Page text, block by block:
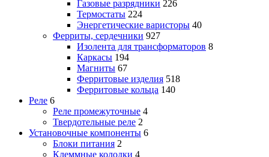
Газовые разрядники 226
Термостаты 224
Энергетические варисторы 40
Ферриты, сердечники 927
Изолента для трансформаторов 8
Каркасы 194
Магниты 67
Ферритовые изделия 518
Ферритовые кольца 140
Реле 6
Реле промежуточные 4
Твердотельные реле 2
Установочные компоненты 6
Блоки питания 2
Клеммные колодки 4